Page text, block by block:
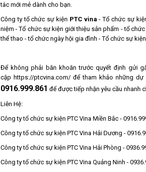
tác mới mẻ dành cho bạn.
Công ty tổ chức sự kiện PTC vina- Tổ chức sự
niệm - Tổ chức sự kiện giới thiệu sản phẩm - tổ
thể thao - tổ chức ngày hội gia đình - Tổ chức sự
Để không phải băn khoăn trước quyết định gửi
cậphttps://ptcvina.com/ để tham khảo những
0916.999.861 để được tiếp nhận yêu cầu nhanh
Liên Hệ:
Công ty tổ chức sự kiện PTC Vina Miền Bắc -
Công ty tổ chức sự kiện PTC Vina Hải Dương -
Công ty tổ chức sự kiện PTC Vina Hải Phòng -
Công ty tổ chức sự kiện PTC Vina Quảng Ninh -